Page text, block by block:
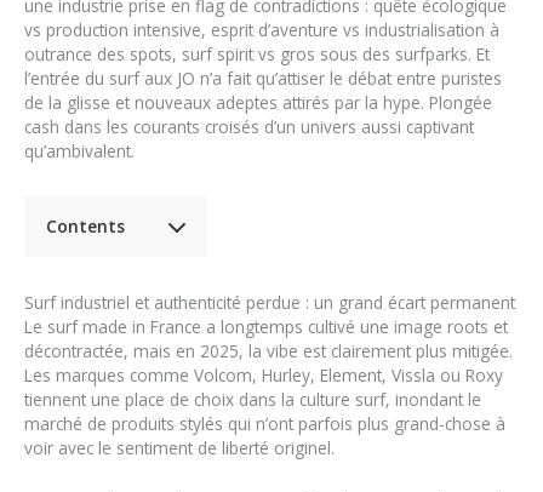
une industrie prise en flag de contradictions : quête écologique
vs production intensive, esprit d’aventure vs industrialisation à
outrance des spots, surf spirit vs gros sous des surfparks. Et
l’entrée du surf aux JO n’a fait qu’attiser le débat entre puristes
de la glisse et nouveaux adeptes attirés par la hype. Plongée
cash dans les courants croisés d’un univers aussi captivant
qu’ambivalent.
Contents
Surf industriel et authenticité perdue : un grand écart permanent
Le surf made in France a longtemps cultivé une image roots et
décontractée, mais en 2025, la vibe est clairement plus mitigée.
Les marques comme Volcom, Hurley, Element, Vissla ou Roxy
tiennent une place de choix dans la culture surf, inondant le
marché de produits stylés qui n’ont parfois plus grand-chose à
voir avec le sentiment de liberté originel.